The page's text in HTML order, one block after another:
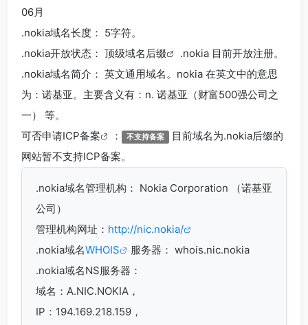
06月
.nokia域名长度： 5字符。
.nokia开放状态： 顶级域名后缀
.nokia 目前开放注册。
.nokia域名简介： 英文通用域名。nokia 在英文中的意思
为：诺基亚。主要含义有：n. 诺基亚（财富500强公司之
一） 等。
可否申请ICP备案 ： 不支持备案 目前域名为.nokia后缀的
网站暂不支持ICP备案。
.nokia域名管理机构： Nokia Corporation （诺基亚
公司）
管理机构网址： http://nic.nokia/
.nokia域名WHOIS
服务器： whois.nic.nokia
.nokia域名NS服务器：
域名：A.NIC.NOKIA，
IP：194.169.218.159，